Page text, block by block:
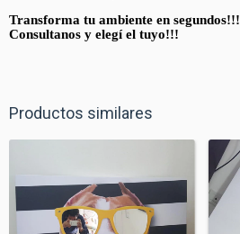
Transforma tu ambiente en segundos!!!
Consultanos y elegí el tuyo!!!
Productos similares